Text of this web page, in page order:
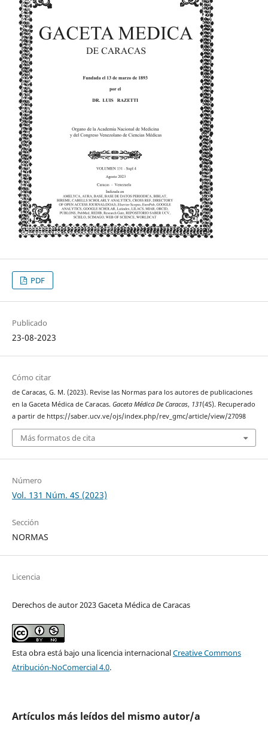
PDF
Publicado
23-08-2023
Cómo citar
de Caracas, G. M. (2023). Revise las Normas para los autores de publicaciones
en la Gaceta Médica de Caracas. Gaceta Médica De Caracas, 131(4S). Recuperado
a partir de https://saber.ucv.ve/ojs/index.php/rev_gmc/article/view/27098
Más formatos de cita
Número
Vol. 131 Núm. 4S (2023)
Sección
NORMAS
Licencia
Derechos de autor 2023 Gaceta Médica de Caracas
Esta obra está bajo una licencia internacionalCreative Commons
Atribución-NoComercial 4.0.
Artículos más leídos del mismo autor/a